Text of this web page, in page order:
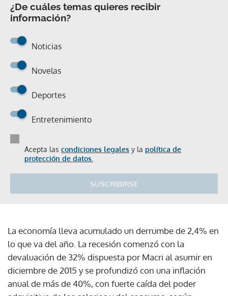
¿De cuáles temas quieres recibir
información?
Noticias
Novelas
Deportes
Entretenimiento
Acepta las condiciones legales y la política de
protección de datos.
SUSCRIBIRSE
La economía lleva acumulado un derrumbe de 2,4% en
lo que va del año. La recesión comenzó con la
devaluación de 32% dispuesta por Macri al asumir en
diciembre de 2015 y se profundizó con una inflación
anual de más de 40%, con fuerte caída del poder